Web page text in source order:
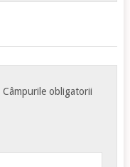
Câmpurile obligatorii